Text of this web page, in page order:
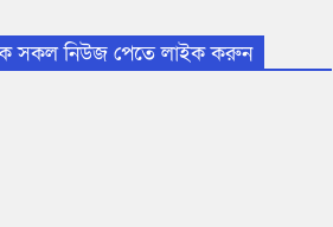
সকল নিউজ পেতে লাইক করুন